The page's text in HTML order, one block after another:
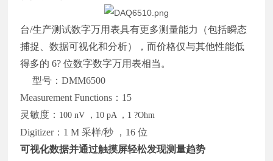
台/生产测试数字万用表具有更多测量能力（包括瞬态
捕捉、数据可视化和分析），而价格仅与其他性能低
得多的 6? 位数字数字万用表相当。
型号：DMM6500
Measurement Functions：15
灵敏度： 100 nV ，10 pA ，1 ?Ohm
Digitizer：1 M 采样/秒 ，16 位
可视化数据并通过触摸屏轻松发现测量趋势